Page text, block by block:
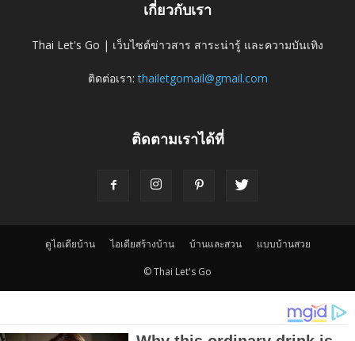
เกี่ยวกับเรา
Thai Let's Go | เว็บไซต์ข่าวสาร สาระน่ารู้ และความบันเทิง
ติดต่อเรา:thailetgomail@gmail.com
ติดตามเราได้ที่
ดูไอเดียบ้าน ไอเดียสร้างบ้าน บ้านและสวน แบบบ้านสวย
© Thai Let's Go